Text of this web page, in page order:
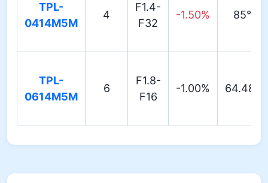
TPL-
0414M5M
4
F1.4-
F32
-1.50% 85°
TPL-
0614M5M
6
F1.8-
F16
-1.00% 64.48°